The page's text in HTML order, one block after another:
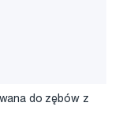
do zębów z